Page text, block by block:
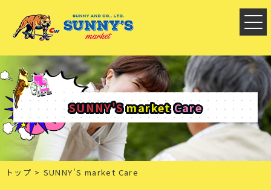
SUNNY'SmarketCare
トップ SUNNY'S market Care